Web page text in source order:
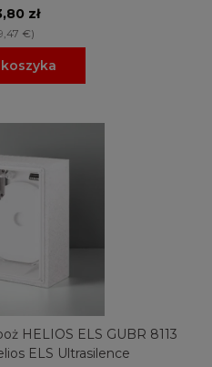
zł
€)
HELIOS ELS GUBR 8113
ELS Ultrasilence